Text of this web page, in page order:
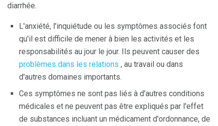
diarrhée.
L'anxiété, l'inquiétude ou les symptômes associés font
qu'il est difficile de mener à bien les activités et les
responsabilités au jour le jour. Ils peuvent causer des
problèmes dans les relations , au travail ou dans
d'autres domaines importants.
Ces symptômes ne sont pas liés à d'autres conditions
médicales et ne peuvent pas être expliqués par l'effet
de substances incluant un médicament d'ordonnance, de